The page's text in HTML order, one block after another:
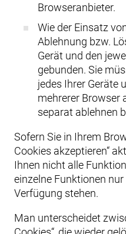
Browseranbieter.
Wie der Einsatz
Ablehnung bzw.
Gerät und den
gebunden. Sie
jedes Ihrer Geräte
mehrerer Browser
separat ablehnen
Sofern Sie in Ihrem
Cookies akzeptieren“
Ihnen nicht alle
einzelne Funktionen
Verfügung stehen.
Man unterscheidet